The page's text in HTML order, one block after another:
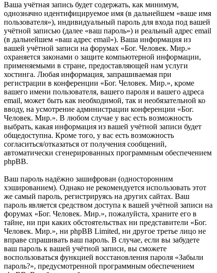
Ваша учётная запись будет содержать, как минимум,
однозначно идентифицируемое имя (в дальнейшем «ваше имя
пользователя»), индивидуальный пароль для входа под вашей
учётной записью (далее «ваш пароль») и реальный адрес email
(в дальнейшем «ваш адрес email»). Ваша информация из
вашей учётной записи на форумах «Бог. Человек. Мир.»
охраняется законами о защите компьютерной информации,
применяемыми в стране, предоставляющей нам услуги
хостинга. Любая информация, запрашиваемая при
регистрации в конференции «Бог. Человек. Мир.», кроме
вашего имени пользователя, вашего пароля и вашего адреса
email, может быть как необходимой, так и необязательной ко
вводу, на усмотрение администрации конференции «Бог.
Человек. Мир.». В любом случае у вас есть возможность
выбрать, какая информация из вашей учётной записи будет
общедоступна. Кроме того, у вас есть возможность
согласиться/отказаться от получения сообщений,
автоматически сгенерированных программным обеспечением
phpBB.
Ваш пароль надёжно зашифрован (односторонним
хэшированием). Однако не рекомендуется использовать этот
же самый пароль, регистрируясь на других сайтах. Ваш
пароль является средством доступа к вашей учётной записи на
форумах «Бог. Человек. Мир.», пожалуйста, храните его в
тайне, ни при каких обстоятельствах ни представители «Бог.
Человек. Мир.», ни phpBB Limited, ни другое третье лицо не
вправе спрашивать ваш пароль. В случае, если вы забудете
ваш пароль к вашей учётной записи, вы сможете
воспользоваться функцией восстановления пароля «Забыли
пароль?», предусмотренной программным обеспечением